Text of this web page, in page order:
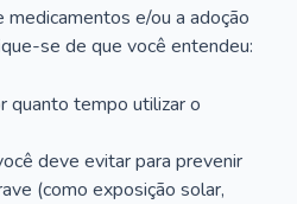
e/ou a adoção
se de que você entendeu:
quanto tempo utilizar o
deve evitar para prevenir
(como exposição solar,